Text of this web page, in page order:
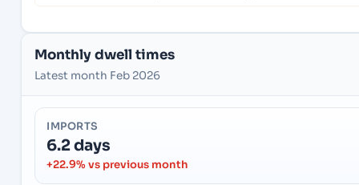
Monthly dwell times
Latest month Feb 2026
IMPORTS
6.2 days
+22.9% vs previous month